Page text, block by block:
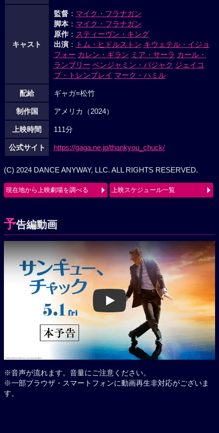
キャスト
監督： マイク・フラナガン
脚本： マイク・フラナガン
原作： スティーヴン・キング
出演： トム・ヒドルストン キウェテル・イジョ
フォー カレン・ギラン ミア・サーラ カール・
ランブリー ベンジャミン・パジャク ジェイコ
ブ・トレンブレイ マーク・ハミル
配給 ギャガ=松竹
制作国 アメリカ（2024）
上映時間 111分
公式サイト https://gaga.ne.jp/thankyou_chuck/
(C) 2024 DANCE ANYWAY, LLC. ALL RIGHTS RESERVED.
現在地から上映劇場を調べる 上映スケジュール一覧
予告編動画
Play
※音声が流れます。音量にご注意ください。
※一部ブラウザ・スマートフォンに動画再生非対応がございま
す。